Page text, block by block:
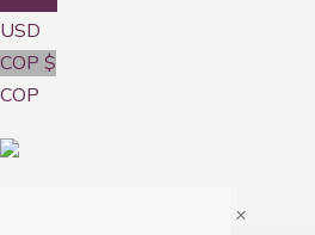
USD
COP $
COP
×